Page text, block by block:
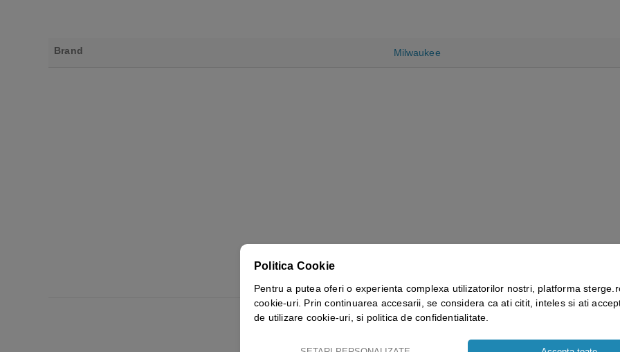
Brand Milwaukee
Politica Cookie
Pentru a putea oferi o experienta complexa utilizatorilor nostri, platforma
cookie-uri. Prin continuarea accesarii, se considera ca ati citit, inteles si ati
de utilizare cookie-uri, si politica de confidentialitate.